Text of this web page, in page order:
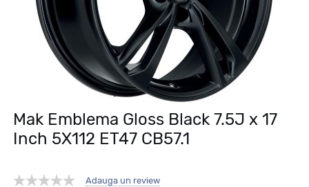
Mak Emblema Gloss Black 7.5J x 17
Inch 5X112 ET47 CB57.1
Adauga un review